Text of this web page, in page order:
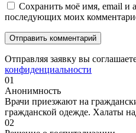
Сохранить моё имя, email и
последующих моих
Отправляя заявку вы
конфиденциальности
01
Анонимность
Врачи приезжают на
гражданской одежде. Халаты
02